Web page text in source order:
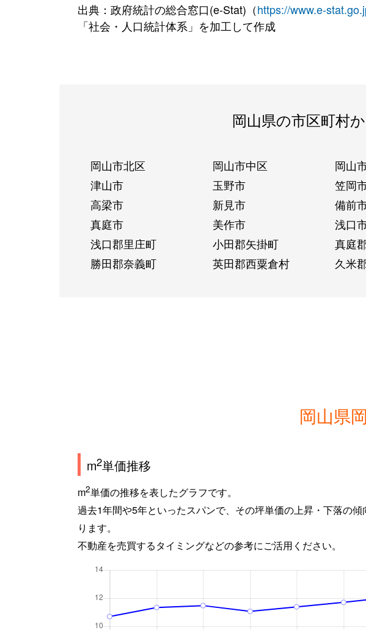
出典：政府統計の総合窓口(e-Stat)（https://www.e-
「社会・人口統計体系」を加工して作成
岡山県の市区町村
岡山市北区 岡山市中区 岡山
津山市
玉野市 笠岡
高梁市
新見市 備前
真庭市
美作市 浅口
浅口郡里庄町
小田郡矢掛町 真庭
勝田郡奈義町
英田郡西粟倉村 久米
岡山県
m2単価推移
m2単価の推移を表したグラフです。
過去1年間や5年といったスパンで、その坪単価の上昇・下落の傾
ります。
不動産を売買するタイミングなどの参考にご活用ください。